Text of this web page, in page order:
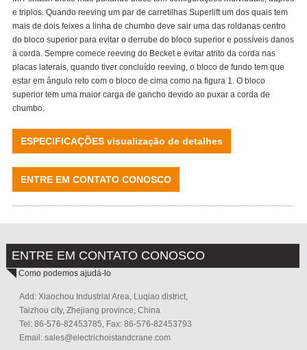
e triplos. Quando reeving um par de carretilhas Superlift um dos quais tem
mais de dois feixes a linha de chumbo deve sair uma das roldanas centro
do bloco superior para evitar o derrube do bloco superior e possíveis danos
à corda. Sempre comece reeving do Becket e evitar atrito da corda nas
placas laterais, quando tiver concluído reeving, o bloco de fundo tem que
estar em ângulo reto com o bloco de cima como na figura 1. O bloco
superior tem uma maior carga de gancho devido ao puxar a corda de
chumbo.
ESPECIFICAÇÕES visualização de detalhes
ENTRE EM CONTATO CONOSCO
ENTRE EM CONTATO CONOSCO
Como podemos ajudá-lo
Add: Xiaochou Industrial Area, Luqiao district,
Taizhou city, Zhejiang province, China
Tel: 86-576-82453785, Fax: 86-576-82453793
Email: sales@electrichoistandcrane.com